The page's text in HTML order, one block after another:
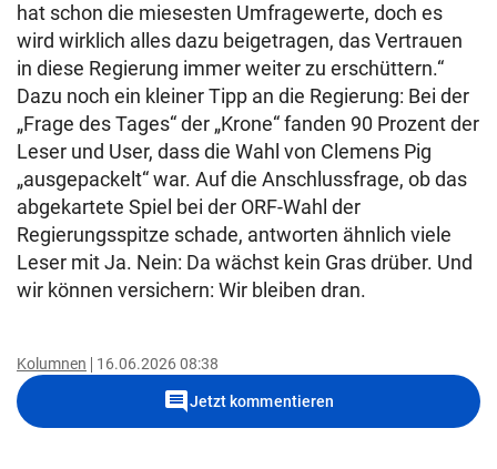
hat schon die miesesten Umfragewerte, doch es
wird wirklich alles dazu beigetragen, das Vertrauen
in diese Regierung immer weiter zu erschüttern.“
Dazu noch ein kleiner Tipp an die Regierung: Bei der
„Frage des Tages“ der „Krone“ fanden 90 Prozent der
Leser und User, dass die Wahl von Clemens Pig
„ausgepackelt“ war. Auf die Anschlussfrage, ob das
abgekartete Spiel bei der ORF-Wahl der
Regierungsspitze schade, antworten ähnlich viele
Leser mit Ja. Nein: Da wächst kein Gras drüber. Und
wir können versichern: Wir bleiben dran.
Kolumnen 16.06.2026 08:38
commentJetzt kommentieren